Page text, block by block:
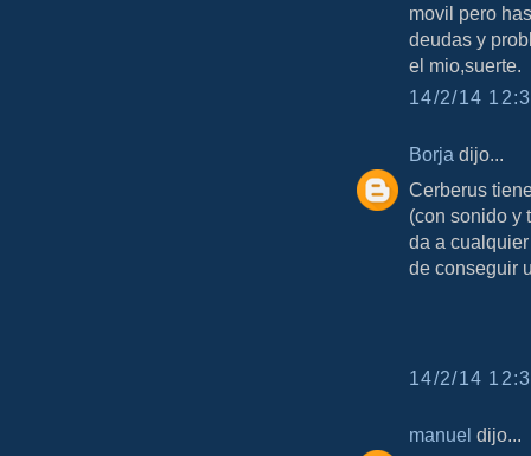
movil pero
deudas y
el mio,suerte.
14/2/14
Borja dijo...
Cerberus
(con sonido y
da a
de conseguir
14/2/14
manuel dijo...